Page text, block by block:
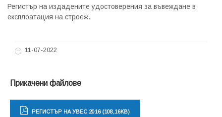
Регистър на издадените удостоверения за въвеждане в
експлоатация на строеж.
11-07-2022
Прикачени файлове
РЕГИСТЪР НА УВЕС 2016 (108,16KB)